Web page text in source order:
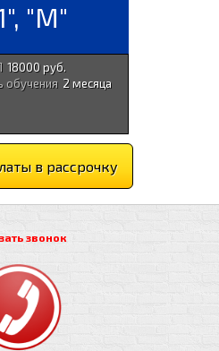
"М"
18000 руб.
обучения 2 месяца
в рассрочку
звонок